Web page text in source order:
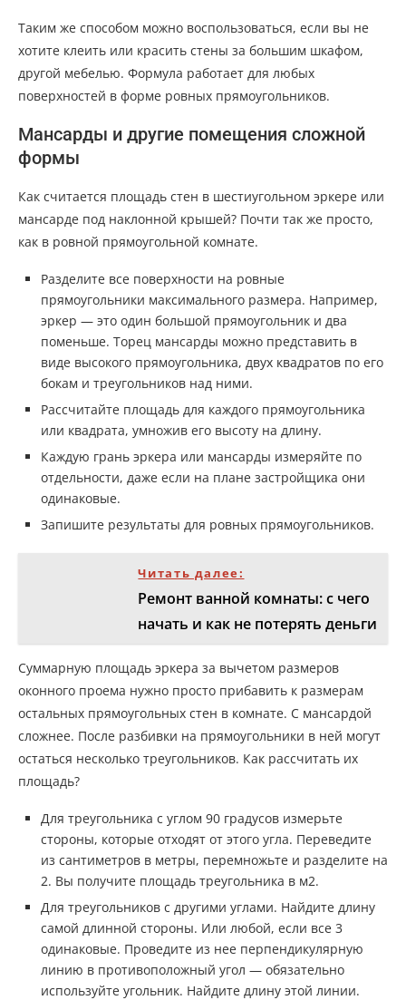
Таким же способом можно воспользоваться, если вы не
хотите клеить или красить стены за большим шкафом,
другой мебелью. Формула работает для любых
поверхностей в форме ровных прямоугольников.
Мансарды и другие помещения сложной
формы
Как считается площадь стен в шестиугольном эркере или
мансарде под наклонной крышей? Почти так же просто,
как в ровной прямоугольной комнате.
Разделите все поверхности на ровные
прямоугольники максимального размера. Например,
эркер — это один большой прямоугольник и два
поменьше. Торец мансарды можно представить в
виде высокого прямоугольника, двух квадратов по его
бокам и треугольников над ними.
Рассчитайте площадь для каждого прямоугольника
или квадрата, умножив его высоту на длину.
Каждую грань эркера или мансарды измеряйте по
отдельности, даже если на плане застройщика они
одинаковые.
Запишите результаты для ровных прямоугольников.
Читать далее:
Ремонт ванной комнаты: с чего
начать и как не потерять деньги
Суммарную площадь эркера за вычетом размеров
оконного проема нужно просто прибавить к размерам
остальных прямоугольных стен в комнате. С мансардой
сложнее. После разбивки на прямоугольники в ней могут
остаться несколько треугольников. Как рассчитать их
площадь?
Для треугольника с углом 90 градусов измерьте
стороны, которые отходят от этого угла. Переведите
из сантиметров в метры, перемножьте и разделите на
2. Вы получите площадь треугольника в м2.
Для треугольников с другими углами. Найдите длину
самой длинной стороны. Или любой, если все 3
одинаковые. Проведите из нее перпендикулярную
линию в противоположный угол — обязательно
используйте угольник. Найдите длину этой линии.